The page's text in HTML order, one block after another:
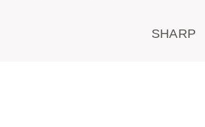
SHARP